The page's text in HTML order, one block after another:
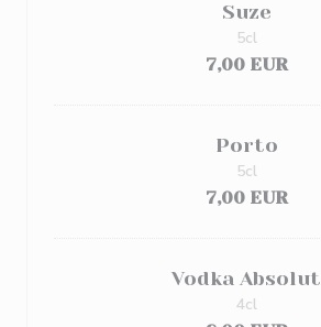
Suze
7,00 EUR
5cl
Porto
7,00 EUR
5cl
Vodka Absolut
4cl